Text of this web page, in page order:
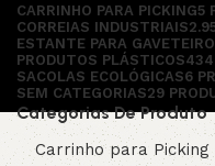
CARRINHO PARA PICKING5
CORREIAS INDUSTRIAIS
ESTANTE PARA
PRODUTOS PLÁSTICOS434
SACOLAS ECOLÓGICAS6
SEM CATEGORIAS29
Categorias De Produto
Carrinho para Picking